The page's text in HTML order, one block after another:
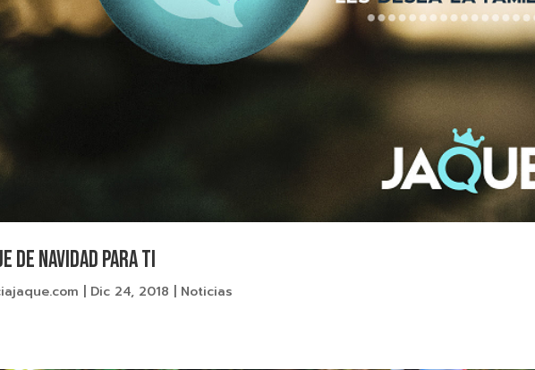
DE NAVIDAD PARA TI
Dic 24, 2018 Noticias